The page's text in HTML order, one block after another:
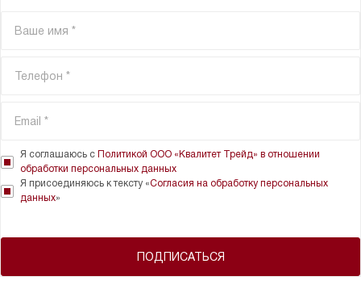
ПОДПИСАТЬСЯ
Я соглашаюсь с Политикой ООО «Квалитет Трейд» в отношении
обработки персональных данных
Я присоединяюсь к тексту «Согласия на обработку персональных
данных»